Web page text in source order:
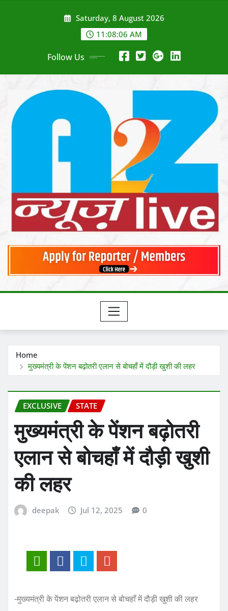
Saturday, 8 August 2026
11:08:08 AM
Follow Us
Home
मुख्यमंत्री के पेंशन बढ़ोतरी एलान से बोचहाँ में दौड़ी खुशी की लहर
EXCLUSIVE STATE
मुख्यमंत्री के पेंशन बढ़ोतरी
एलान से बोचहाँ में दौड़ी खुशी
की लहर
deepak Jul 12, 2025 0
-मुख्यमंत्री के पेंशन बढ़ोतरी एलान से बोचहाँ में दौड़ी खुशी की लहर